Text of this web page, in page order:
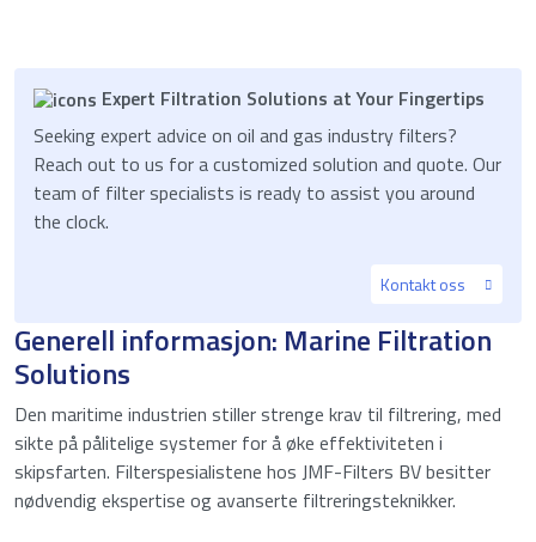
Expert Filtration Solutions at Your Fingertips
Seeking expert advice on oil and gas industry filters?
Reach out to us for a customized solution and quote. Our
team of filter specialists is ready to assist you around
the clock.
Kontakt oss
Generell informasjon: Marine Filtration
Solutions
Den maritime industrien stiller strenge krav til filtrering, med
sikte på pålitelige systemer for å øke effektiviteten i
skipsfarten. Filterspesialistene hos JMF-Filters BV besitter
nødvendig ekspertise og avanserte filtreringsteknikker.